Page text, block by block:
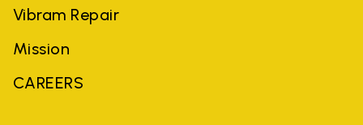
Vibram Repair
Mission
CAREERS